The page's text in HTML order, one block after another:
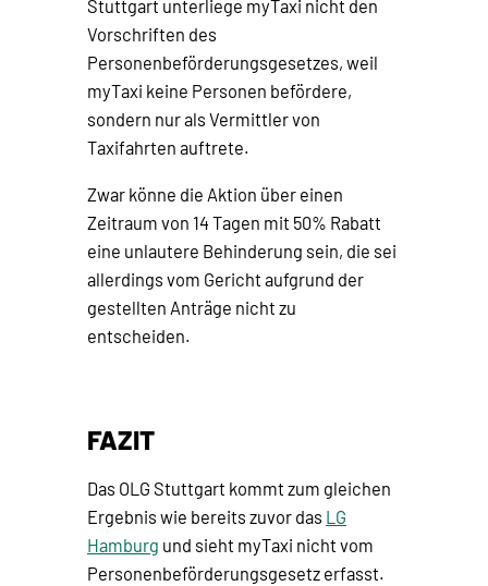
Stuttgart unterliege myTaxi nicht den
Vorschriften des
Personenbeförderungsgesetzes, weil
myTaxi keine Personen befördere,
sondern nur als Vermittler von
Taxifahrten auftrete.
Zwar könne die Aktion über einen
Zeitraum von 14 Tagen mit 50% Rabatt
eine unlautere Behinderung sein, die sei
allerdings vom Gericht aufgrund der
gestellten Anträge nicht zu
entscheiden.
FAZIT
Das OLG Stuttgart kommt zum gleichen
Ergebnis wie bereits zuvor das LG
Hamburg und sieht myTaxi nicht vom
Personenbeförderungsgesetz erfasst.